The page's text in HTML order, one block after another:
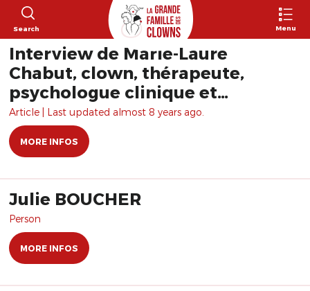
Search Menu
Interview de Marie-Laure
Chabut, clown, thérapeute,
psychologue clinique et
psychanalyste
Article | Last updated almost 8 years ago.
MORE INFOS
Julie BOUCHER
Person
MORE INFOS